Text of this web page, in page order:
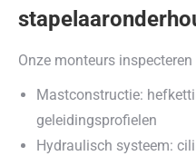
Onze monteurs
Mastconstructie:
geleidingsprofielen
Hydraulisch systeem: